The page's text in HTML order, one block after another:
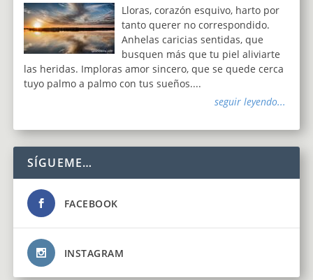
Lloras, corazón esquivo, harto por
tanto querer no correspondido.
Anhelas caricias sentidas, que
busquen más que tu piel aliviarte
las heridas. Imploras amor sincero, que se quede cerca
tuyo palmo a palmo con tus sueños....
seguir leyendo...
SÍGUEME…
FACEBOOK
INSTAGRAM